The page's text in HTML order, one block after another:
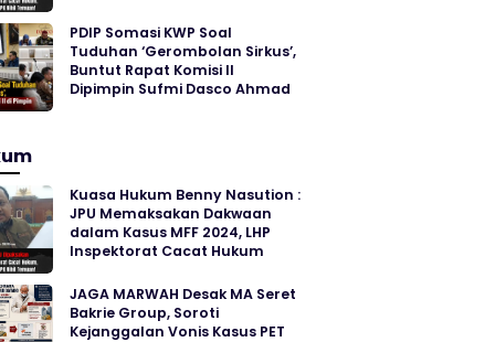
PDIP Somasi KWP Soal
Tuduhan ‘Gerombolan Sirkus’,
Buntut Rapat Komisi II
Dipimpin Sufmi Dasco Ahmad
Kuasa Hukum Benny Nasution :
JPU Memaksakan Dakwaan
dalam Kasus MFF 2024, LHP
Inspektorat Cacat Hukum
JAGA MARWAH Desak MA Seret
Bakrie Group, Soroti
Kejanggalan Vonis Kasus PET